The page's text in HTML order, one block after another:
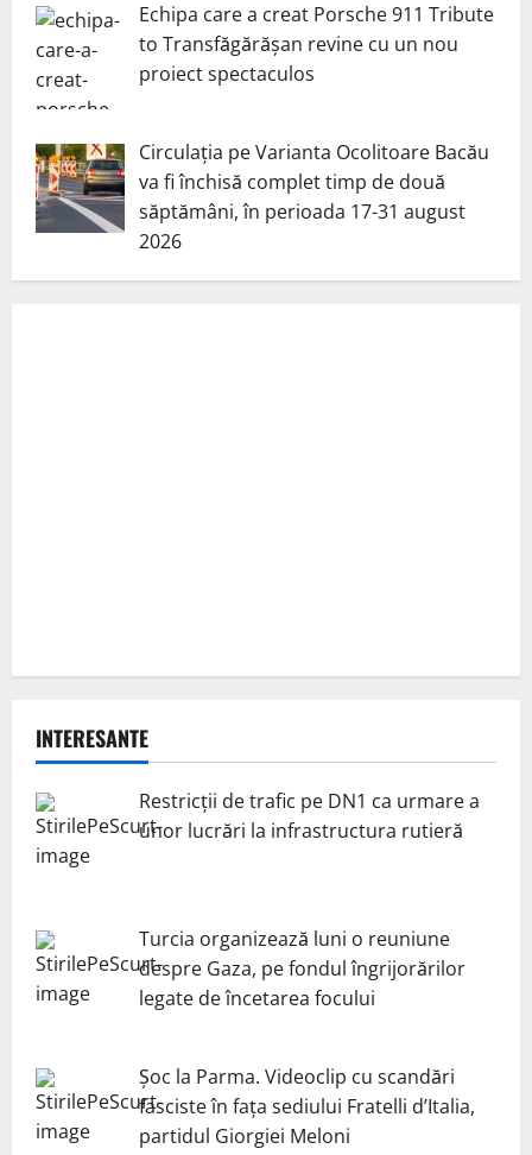
Echipa care a creat Porsche 911 Tribute
to Transfăgărășan revine cu un nou
proiect spectaculos
Circulația pe Varianta Ocolitoare Bacău
va fi închisă complet timp de două
săptămâni, în perioada 17-31 august
2026
INTERESANTE
Restricții de trafic pe DN1 ca urmare a
unor lucrări la infrastructura rutieră
Turcia organizează luni o reuniune
despre Gaza, pe fondul îngrijorărilor
legate de încetarea focului
Șoc la Parma. Videoclip cu scandări
fasciste în fața sediului Fratelli d’Italia,
partidul Giorgiei Meloni